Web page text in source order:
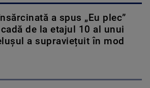
a spus „Eu plec”
de la etajul 10 al unui
a supraviețuit în mod